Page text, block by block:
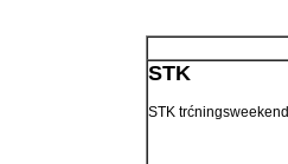
STK
STK trćningsweekend